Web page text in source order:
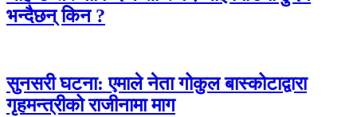
भन्दैछन् किन ?
सुनसरी घटना: एमाले नेता गोकुल बास्कोटाद्वारा
गृहमन्त्रीको राजीनामा माग